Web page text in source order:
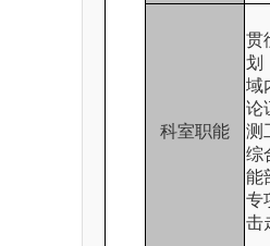
科室职能
贯
划
域
论
测
综
能
专
击